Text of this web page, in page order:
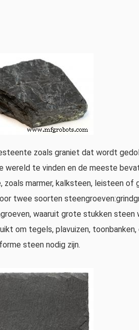
zoals graniet dat wordt
wereld te vinden en de meeste
marmer, kalksteen, leisteen of
twee soorten
waaruit grote stukken steen
om tegels, plavuizen, toonbanken,
steen nodig zijn.